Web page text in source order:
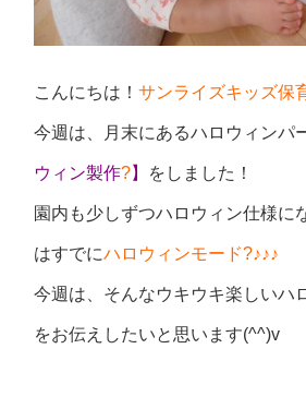
こんにちは！サンライズキッズ保
今週は、月末にあるハロウィンパ
ウィン製作?】 をしました！
園内も少しずつハロウィン仕様に
はすでにハロウィンモード?♪♪♪
今週は、そんなウキウキ楽しいハ
をお伝えしたいと思います(^^)v